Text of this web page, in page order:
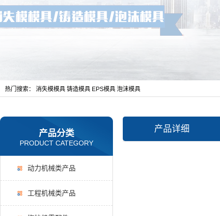
热门搜索： 消失模模具 铸造模具 EPS模具 泡沫模具
产品分类
PRODUCT CATEGORY
动力机械类产品
工程机械类产品
产品详细